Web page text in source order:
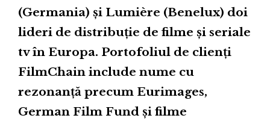
(Germania) și Lumière (Benelux) doi
lideri de distribuție de filme și seriale
tv în Europa. Portofoliul de clienți
FilmChain include nume cu
rezonanță precum Eurimages,
German Film Fund și filme